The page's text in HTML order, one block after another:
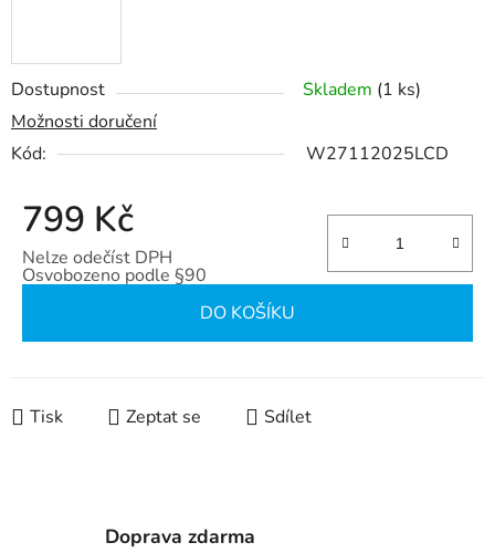
Dostupnost Skladem (1 ks)
Možnosti doručení
Kód:
W27112025LCD
799 Kč
Nelze odečíst DPH
Osvobozeno podle §90
DO KOŠÍKU
Tisk Zeptat se Sdílet
Doprava zdarma